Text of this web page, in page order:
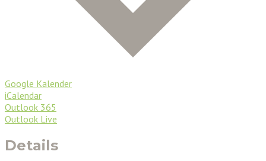
Google Kalender
iCalendar
Outlook 365
Outlook Live
Details